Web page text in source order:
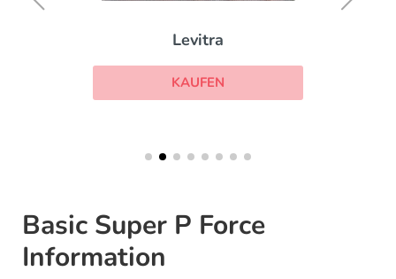
Levitra
KAUFEN
Basic Super P Force
Information